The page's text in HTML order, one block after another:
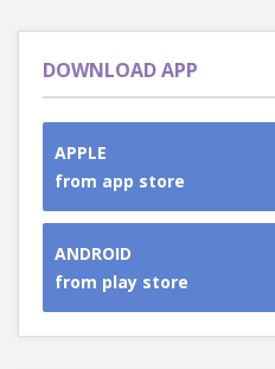
DOWNLOAD APP
APPLE
from app store
ANDROID
from play store